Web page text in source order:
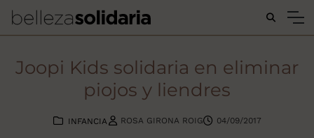
Buscar...
Joopi Kids solidaria en eliminar
piojos y liendres
INFANCIA ROSA GIRONA ROIG 04/09/2017